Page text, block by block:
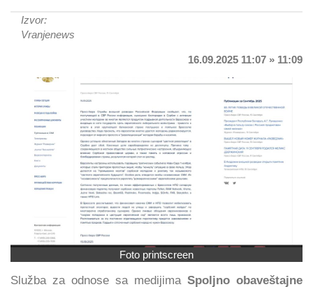
Izvor:
Vranjenews
16.09.2025 11:07 » 11:09
Foto printscreen
Služba za odnose sa medijima Spoljno obaveštajne